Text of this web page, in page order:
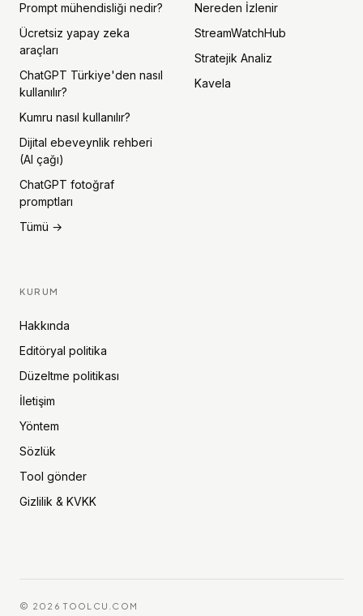
Prompt mühendisliği nedir?
Ücretsiz yapay zeka
araçları
ChatGPT Türkiye'den nasıl
kullanılır?
Kumru nasıl kullanılır?
Dijital ebeveynlik rehberi
(AI çağı)
ChatGPT fotoğraf
promptları
Tümü →
Nereden İzlenir
StreamWatchHub
Stratejik Analiz
Kavela
KURUM
Hakkında
Editöryal politika
Düzeltme politikası
İletişim
Yöntem
Sözlük
Tool gönder
Gizlilik & KVKK
© 2026 TOOLCU.COM